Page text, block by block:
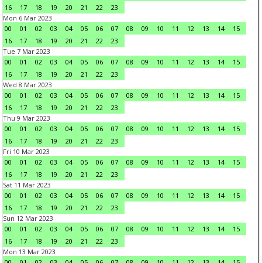
16
17 18 19 20 21 22
23
Mon 6 Mar 2023
00
01 02 03 04 05 06 07 08 09 10 11 12 13 14
15
16
17 18 19 20 21 22
23
Tue 7 Mar 2023
00
01 02 03 04 05 06 07 08 09 10 11 12 13 14
15
16
17 18 19 20 21 22
23
Wed 8 Mar 2023
00
01 02 03 04 05 06 07 08 09 10 11 12 13 14
15
16
17 18 19 20 21 22
23
Thu 9 Mar 2023
00
01 02 03 04 05 06 07 08 09 10 11 12 13 14
15
16
17 18 19 20 21 22
23
Fri 10 Mar 2023
00
01 02 03 04 05 06 07 08 09 10 11 12 13 14
15
16
17 18 19 20 21 22
23
Sat 11 Mar 2023
00
01 02 03 04 05 06 07 08 09 10 11 12 13 14
15
16
17 18 19 20 21 22
23
Sun 12 Mar 2023
00
01 02 03 04 05 06 07 08 09 10 11 12 13 14
15
16
17 18 19 20 21 22
23
Mon 13 Mar 2023